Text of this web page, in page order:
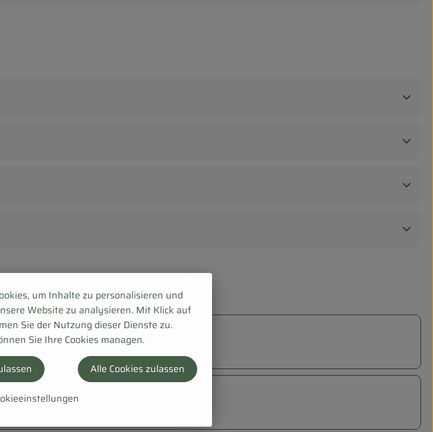
um Inhalte zu personalisieren und
Website zu analysieren. Mit Klick auf
Sie der Nutzung dieser Dienste zu.
Sie Ihre Cookies managen.
Alle Cookies zulassen